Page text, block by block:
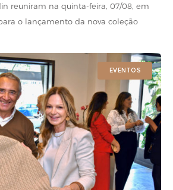
reuniram na quinta-feira, 07/08, em
o lançamento da nova coleção
EVENTOS